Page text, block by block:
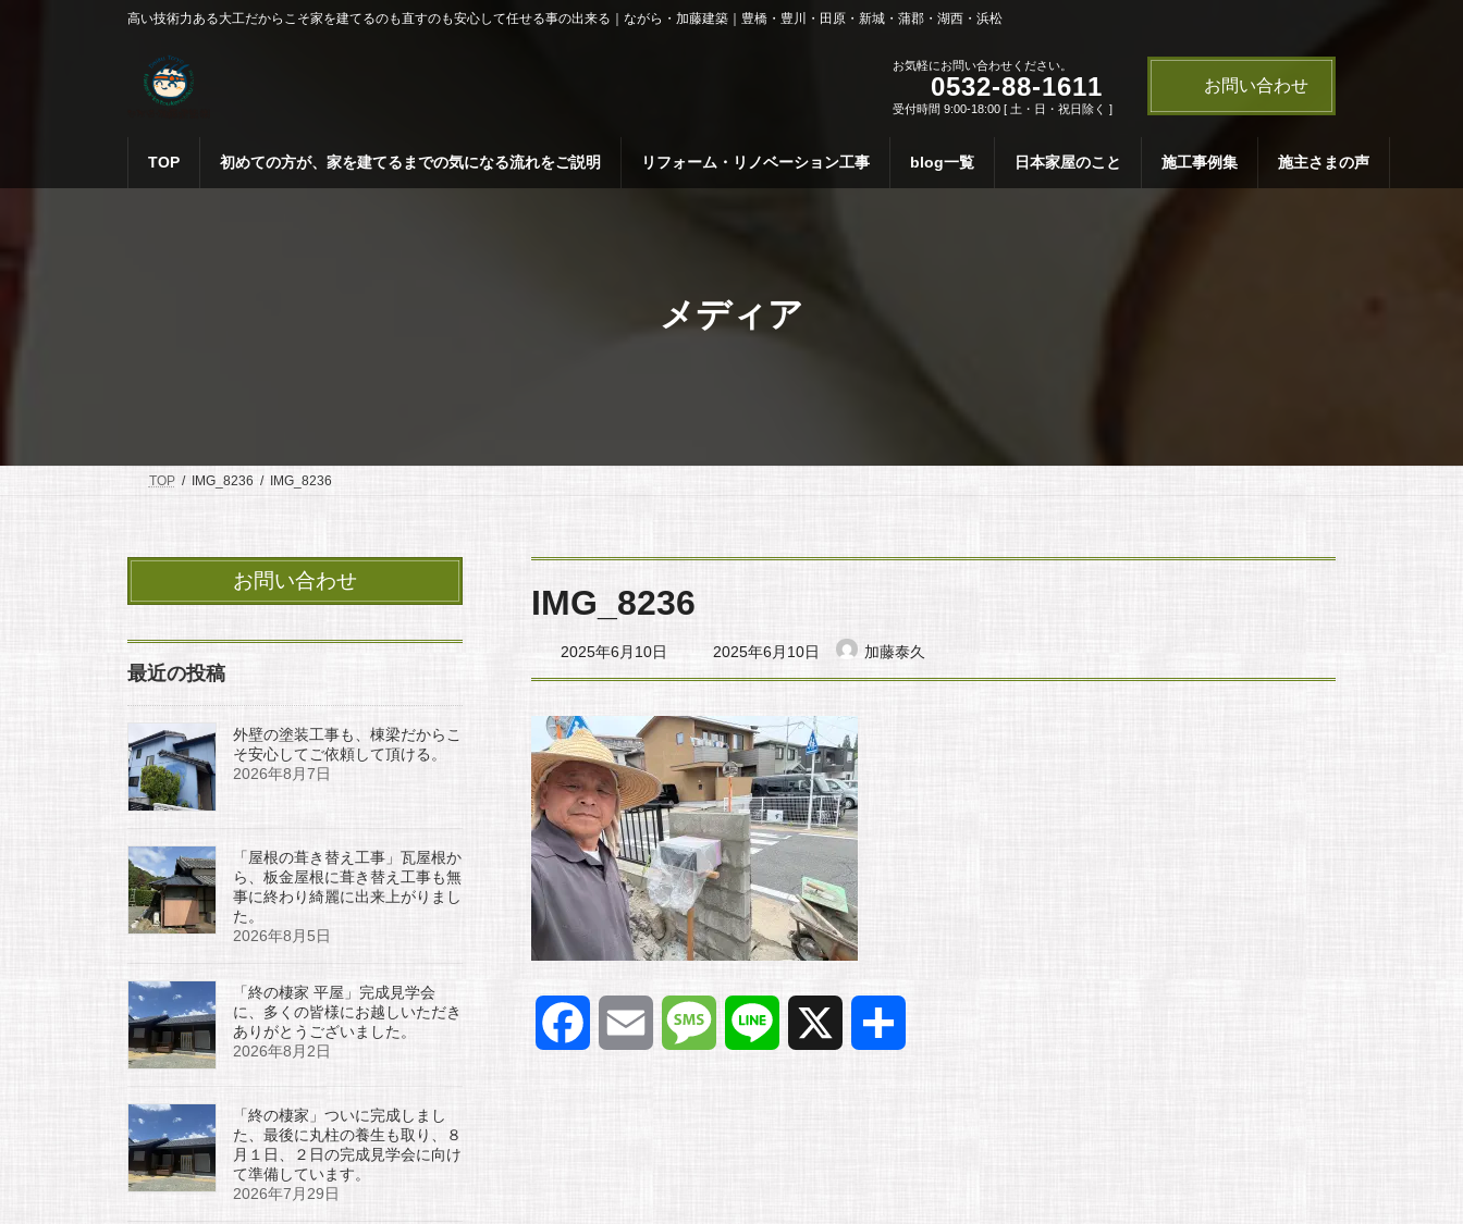
ッ
移
高い技術力ある大工だからこそ家を建てるのも直すのも安心して任せる事の出来る｜ながら・加藤建築｜豊橋・豊川・田原・新城・蒲郡・湖西・浜松
お気軽にお問い合わせください。
0532-88-1611
受付時間 9:00-18:00 [ 土・日・祝日除く ]
お問い合わせ
TOP 初めての方が、家を建てるまでの気になる流れをご説明 リフォーム・リノベーション工事 blog一覧 日本家屋のこと 施工事例集 施主さまの声
メディア
TOP IMG_8236 IMG_8236
IMG_8236
2025年6月10日
最
終
更
日
時
:
2025年6月10日 加藤泰久
お問い合わせ
最近の投稿
外壁の塗装工事も、棟梁だからこ
そ安心してご依頼して頂ける。
2026年8月7日
「屋根の葺き替え工事」瓦屋根か
ら、板金屋根に葺き替え工事も無
事に終わり綺麗に出来上がりまし
た。
2026年8月5日
「終の棲家 平屋」完成見学会
に、多くの皆様にお越しいただき
ありがとうございました。
2026年8月2日
「終の棲家」ついに完成しまし
た、最後に丸柱の養生も取り、８
月１日、２日の完成見学会に向け
て準備しています。
2026年7月29日